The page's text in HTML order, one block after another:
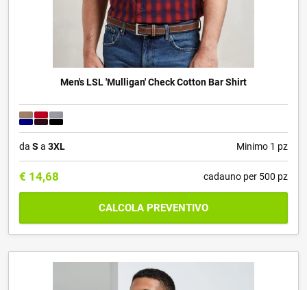
Men's LSL 'Mulligan' Check Cotton Bar Shirt
da S a 3XL Minimo 1 pz
€ 14,68 cadauno per 500 pz
CALCOLA PREVENTIVO